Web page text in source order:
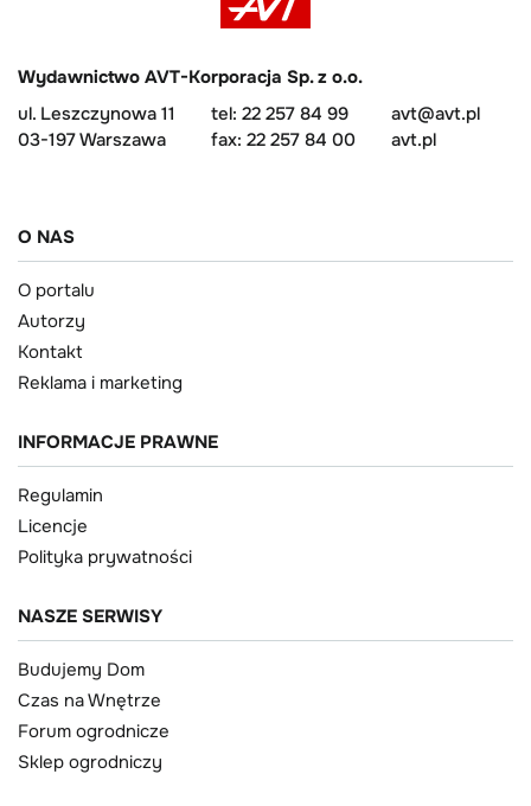
Wydawnictwo AVT-Korporacja Sp. z o.o.
ul. Leszczynowa 11
03-197 Warszawa
tel: 22 257 84 99
fax: 22 257 84 00
avt@avt.pl
avt.pl
O NAS
O portalu
Autorzy
Kontakt
Reklama i marketing
INFORMACJE PRAWNE
Regulamin
Licencje
Polityka prywatności
NASZE SERWISY
Budujemy Dom
Czas na Wnętrze
Forum ogrodnicze
Sklep ogrodniczy